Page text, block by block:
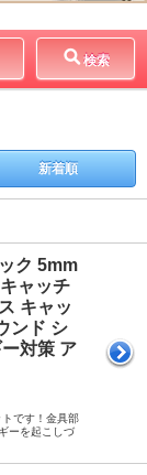
検索
新着順
ク 5mm
ャッチ
キャッ
ンド シ
対策 ア
です！金具部
ーを起こしづ